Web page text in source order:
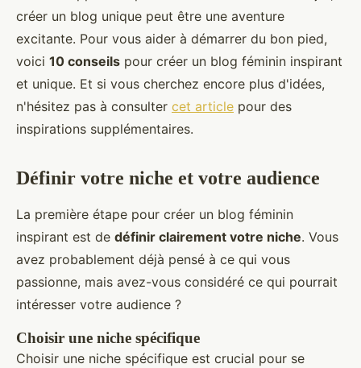
créer un blog unique peut être une aventure
excitante. Pour vous aider à démarrer du bon pied,
voici 10 conseils pour créer un blog féminin inspirant
et unique. Et si vous cherchez encore plus d'idées,
n'hésitez pas à consulter cet article pour des
inspirations supplémentaires.
Définir votre niche et votre audience
La première étape pour créer un blog féminin
inspirant est de définir clairement votre niche. Vous
avez probablement déjà pensé à ce qui vous
passionne, mais avez-vous considéré ce qui pourrait
intéresser votre audience ?
Choisir une niche spécifique
Choisir une niche spécifique est crucial pour se